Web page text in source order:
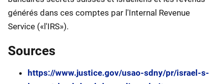
générés dans ces comptes par l'Internal Revenue
Service («l'IRS»).
Sources
https://www.justice.gov/usao-sdny/pr/israel-s-